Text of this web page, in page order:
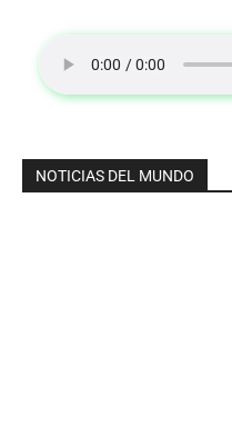
NOTICIAS DEL MUNDO